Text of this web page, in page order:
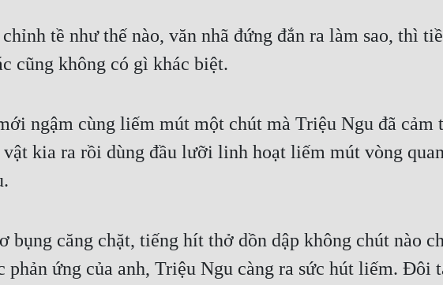
tề như thế nào, văn nhã đứng đắn ra làm sao, thì
cũng không có gì khác biệt.
ngậm cùng liếm mút một chút mà Triệu Ngu đã cảm
kia ra rồi dùng đầu lưỡi linh hoạt liếm mút vòng
bụng căng chặt, tiếng hít thở dồn dập không chút nào
phản ứng của anh, Triệu Ngu càng ra sức hút liếm. Đôi